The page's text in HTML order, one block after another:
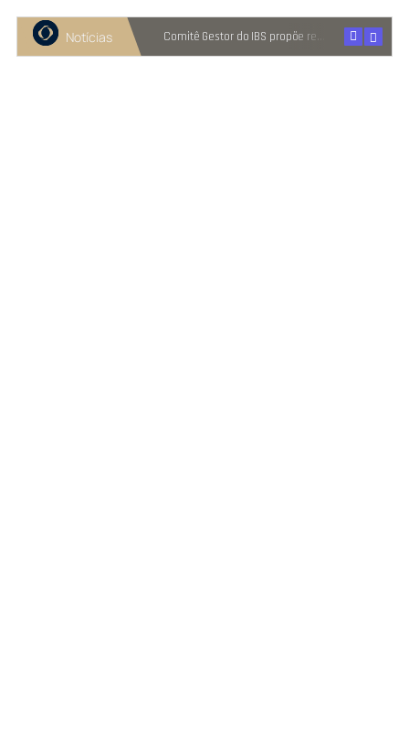
Notícias
Recuperação judicial cresce entre micro e pequenas empresas Comitê Gestor do IBS propõe reter metade de 2027